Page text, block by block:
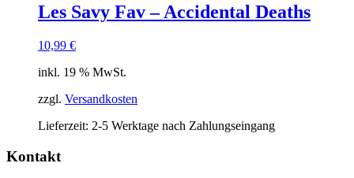
Les Savy Fav – Accidental Deaths
10,99 €
inkl. 19 % MwSt.
zzgl. Versandkosten
Lieferzeit: 2-5 Werktage nach Zahlungseingang
Kontakt